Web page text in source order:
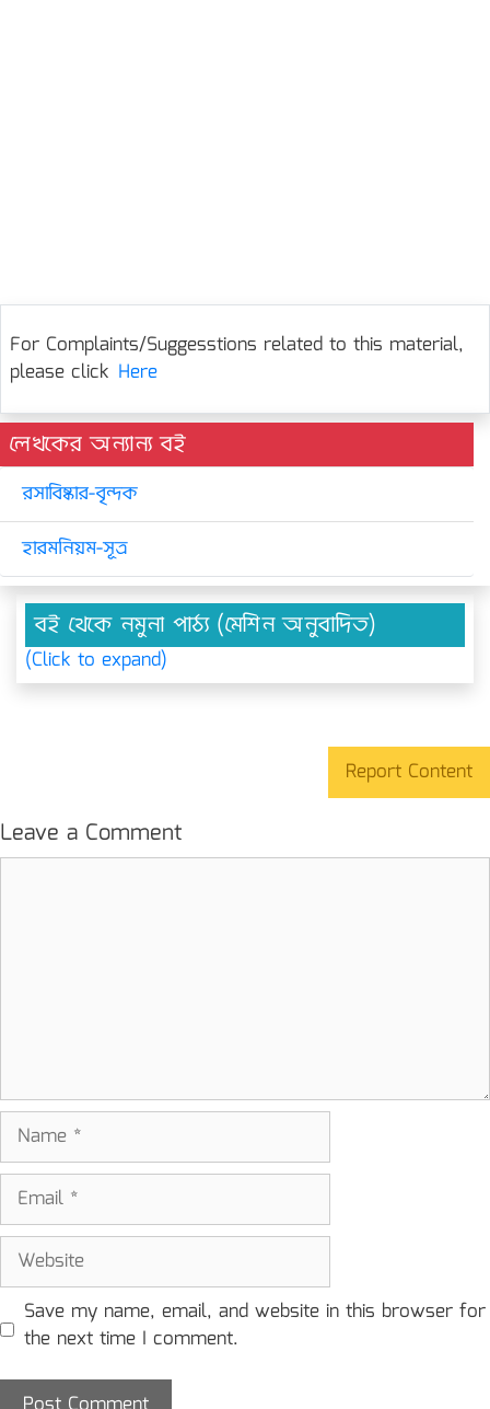
For Complaints/Suggesstions related to this material,
please click Here
লেখকের অন্যান্য বই
রসাবিষ্কার-বৃন্দক
হারমনিয়ম-সূত্র
বই থেকে নমুনা পাঠ্য (মেশিন অনুবাদিত)
(Click to expand)
Report Content
Leave a Comment
Name
Email
Website
Save my name, email, and website in this browser for
the next time I comment.